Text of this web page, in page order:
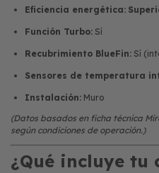
Eficiencia energética:
Función Turbo: Sí
Recubrimiento BlueFin: Sí
Sensores de temperatura
Instalación: Muro
(Datos basados en ficha técnica
según condiciones de operación.)
¿Qué incluye tu